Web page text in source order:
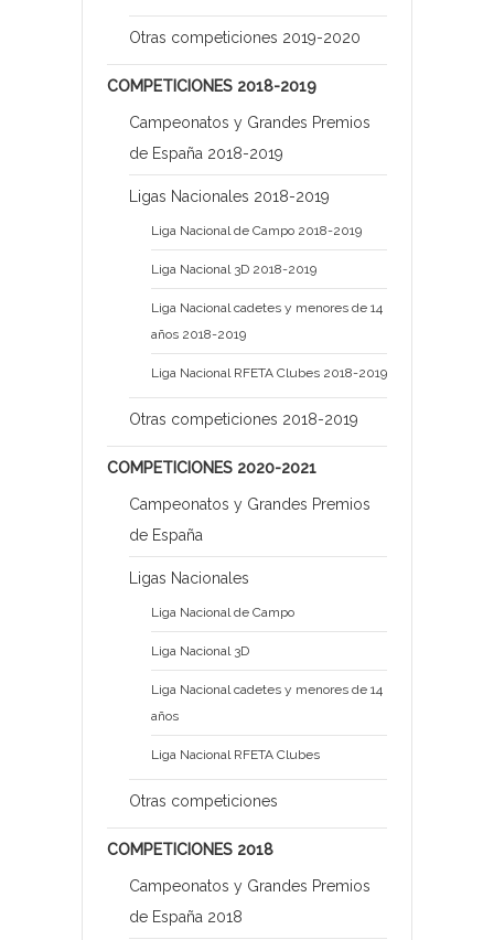
Otras competiciones 2019-2020
COMPETICIONES 2018-2019
Campeonatos y Grandes Premios
de España 2018-2019
Ligas Nacionales 2018-2019
Liga Nacional de Campo 2018-2019
Liga Nacional 3D 2018-2019
Liga Nacional cadetes y menores de 14
años 2018-2019
Liga Nacional RFETA Clubes 2018-2019
Otras competiciones 2018-2019
COMPETICIONES 2020-2021
Campeonatos y Grandes Premios
de España
Ligas Nacionales
Liga Nacional de Campo
Liga Nacional 3D
Liga Nacional cadetes y menores de 14
años
Liga Nacional RFETA Clubes
Otras competiciones
COMPETICIONES 2018
Campeonatos y Grandes Premios
de España 2018